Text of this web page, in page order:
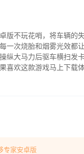
版不玩花哨，将车辆的
一次烧胎和烟雾光效都
纵大马力后驱车横扫发
喜欢这款游戏马上下载体
专家安卓版